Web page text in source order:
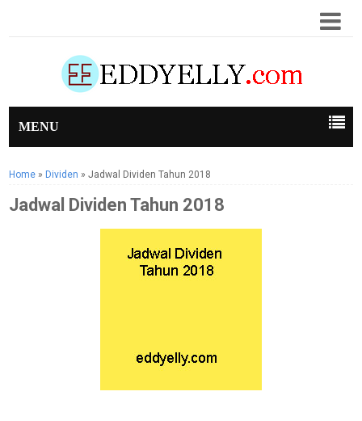
MENU
Home » Dividen »Jadwal Dividen Tahun 2018
Jadwal Dividen Tahun 2018